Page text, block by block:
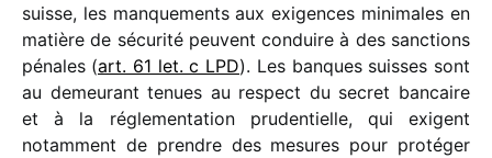
suisse, les manque­ments aux exigences mini­males en
matière de sécu­rité peuvent conduire à des sanc­tions
pénales (art. 61 let. c LPD). Les banques suisses sont
au demeu­rant tenues au respect du secret bancaire
et à la régle­men­ta­tion pruden­tielle, qui exigent
notam­ment de prendre des mesures pour proté­ger